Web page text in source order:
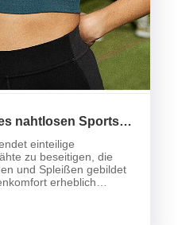
nahtlosen Sports
einteilige
zu beseitigen, die
und Spleißen gebildet
erheblich